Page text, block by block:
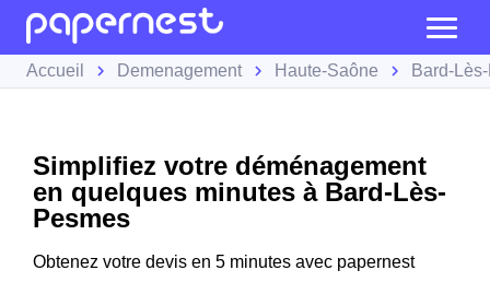
Accueil Demenagement Haute-Saône Bard-